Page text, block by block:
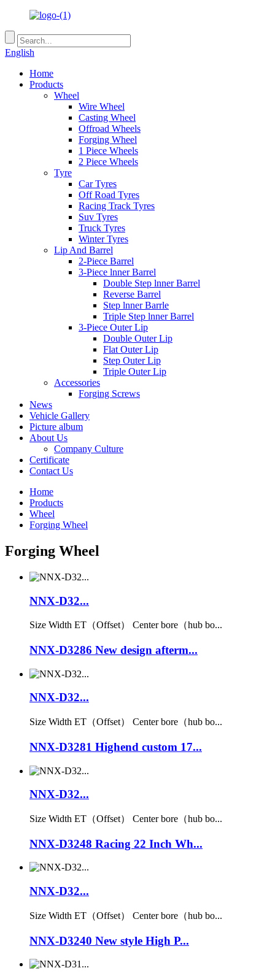
English
Home
Products
Wheel
Wire Wheel
Casting Wheel
Offroad Wheels
Forging Wheel
1 Piece Wheels
2 Piece Wheels
Tyre
Car Tyres
Off Road Tyres
Racing Track Tyres
Suv Tyres
Truck Tyres
Winter Tyres
Lip And Barrel
2-Piece Barrel
3-Piece lnner Barrel
Double Step lnner Barrel
Reverse Barrel
Step lnner Barrle
Triple Step lnner Barrel
3-Piece Outer Lip
Double Outer Lip
Flat Outer Lip
Step Outer Lip
Triple Outer Lip
Accessories
Forging Screws
News
Vehicle Gallery
Picture album
About Us
Company Culture
Certificate
Contact Us
Home
Products
Wheel
Forging Wheel
Forging Wheel
NNX-D32...
Size Width ET（Offset） Center bore（hub bo...
NNX-D3286 New design afterm...
NNX-D32...
Size Width ET（Offset） Center bore（hub bo...
NNX-D3281 Highend custom 17...
NNX-D32...
Size Width ET（Offset） Center bore（hub bo...
NNX-D3248 Racing 22 Inch Wh...
NNX-D32...
Size Width ET（Offset） Center bore（hub bo...
NNX-D3240 New style High P...